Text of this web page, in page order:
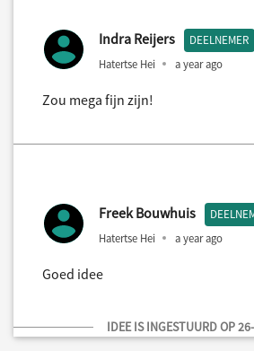
Indra Reijers DEELNEMER
Hatertse Hei a year ago
Zou mega fijn zijn!
Freek Bouwhuis
Hatertse Hei a year ago
Goed idee
IDEE IS INGESTUURD OP